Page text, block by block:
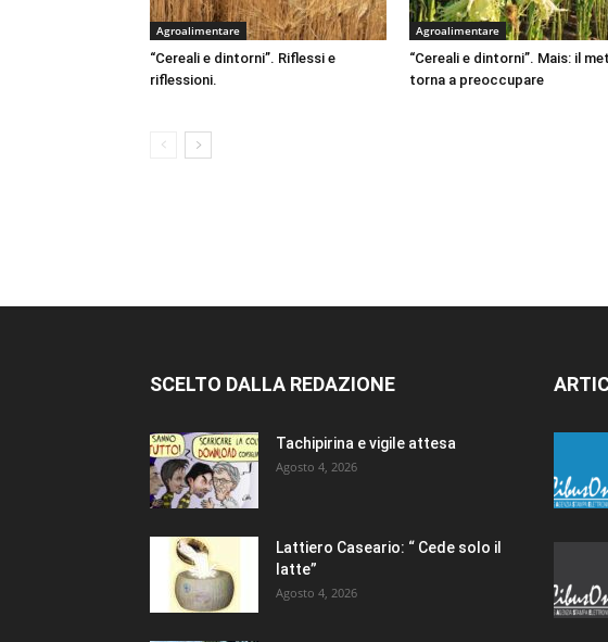
Agroalimentare
“Cereali e dintorni”. Riflessi e
riflessioni.
Agroalimentare
“Cereali e dintorni”. Mais: il
torna a preoccupare
SCELTO DALLA REDAZIONE
Tachipirina e vigile attesa
Agosto 4, 2026
Lattiero Caseario: “ Cede solo il
latte”
Agosto 4, 2026